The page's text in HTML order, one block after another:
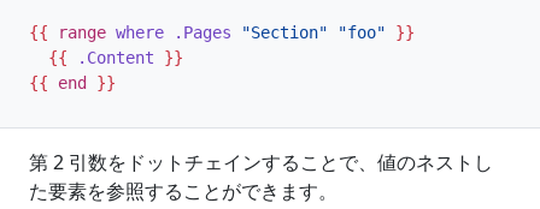
{{ range where .Pages "Section" "foo"
}}
{{
.Content
}}
{{
end }}
第 2 引数をドットチェインすることで、値のネストし
た要素を参照することができます。